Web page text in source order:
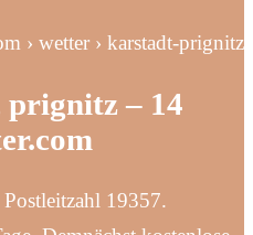
› wetter › karstadt-prignitz
– 14
19357.